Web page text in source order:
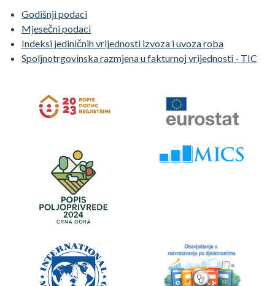
Godišnji podaci
Mjesečni podaci
Indeksi jediničnih vrijednosti izvoza i uvoza roba
Spoljnotrgovinska razmjena u fakturnoj vrijednosti - TIC